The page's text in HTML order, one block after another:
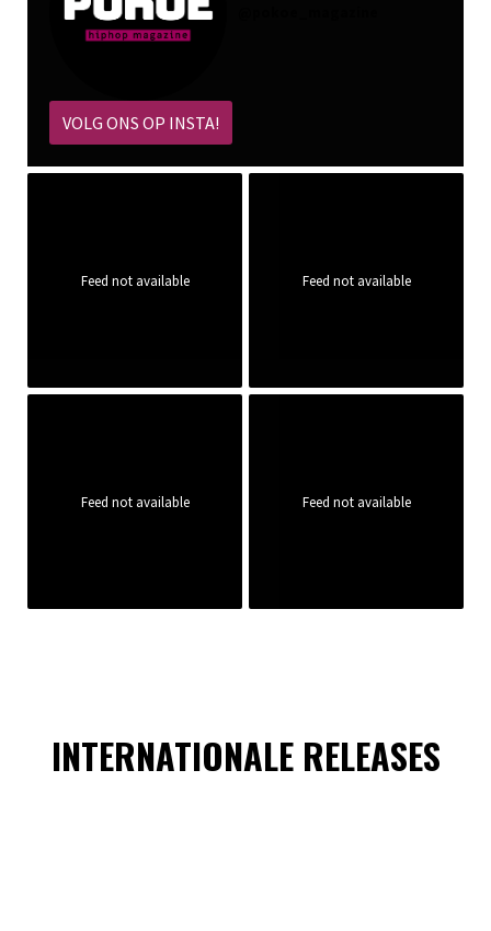
VOLG ONS OP INSTA!
Feed not available Feed not available
Feed not available Feed not available
INTERNATIONALE RELEASES